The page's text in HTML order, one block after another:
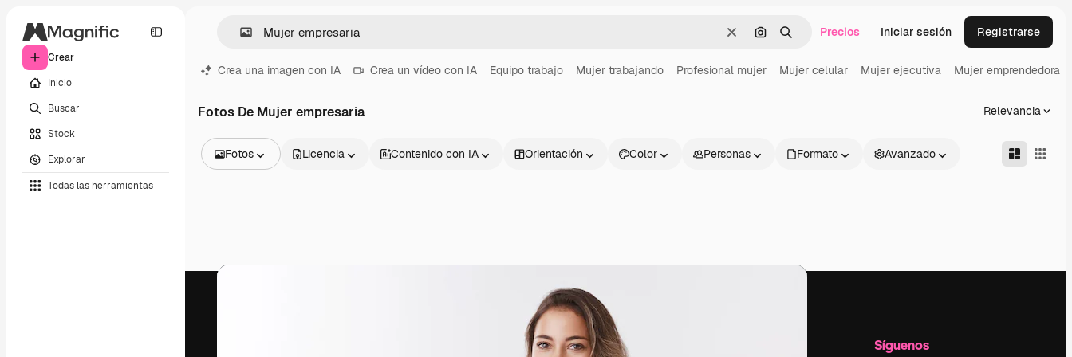
Crear
Inicio
Buscar
Stock
Explorar
Todas las herramientas
BorrarBuscar por imagen
BuscarPrecios Iniciar sesión Registrarse
Crea una imagen con IA Crea un vídeo con IA Equipo trabajo Mujer trabajando Profesional mujer Mujer celular Mujer ejecutiva Mujer emprendedora
Fotos De Mujer empresaria Relevancia
Fotos
Vídeos
Licencia Contenido con IA Orientación Color Personas Formato Avanzado
Productos Información útil Síguenos